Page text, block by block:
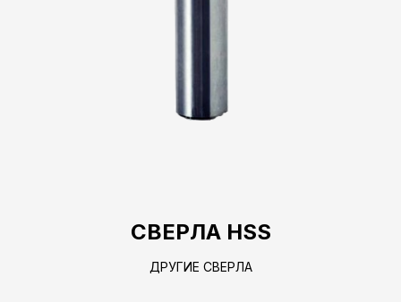
СВЕРЛА HSS
ДРУГИЕ СВЕРЛА